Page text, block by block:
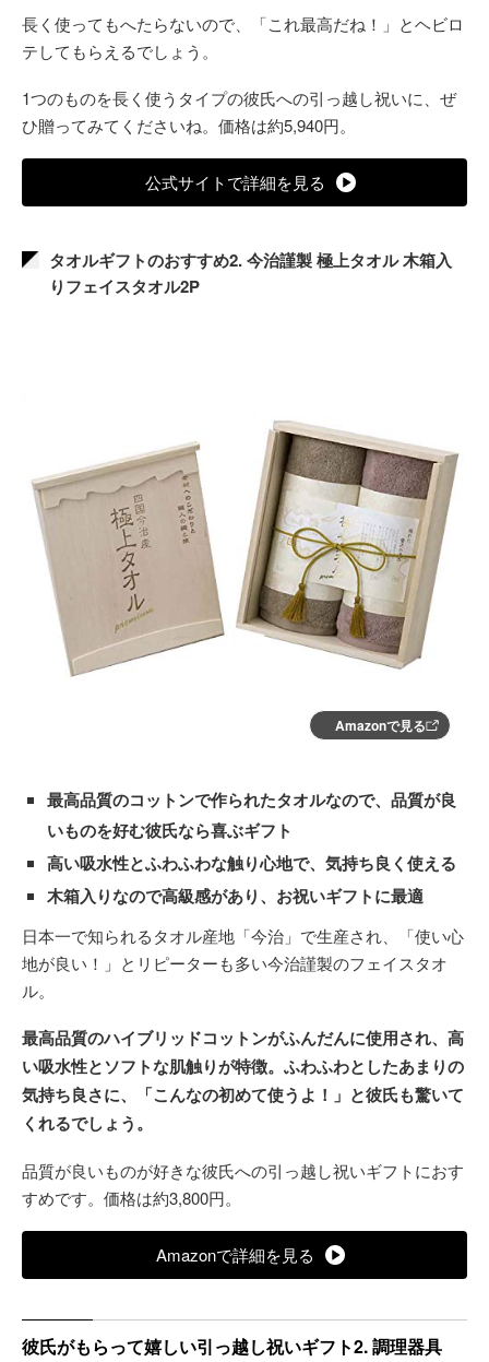
長く使ってもへたらないので、「これ最高だね！」とヘビロ
テしてもらえるでしょう。
1つのものを長く使うタイプの彼氏への引っ越し祝いに、ぜ
ひ贈ってみてくださいね。価格は約5,940円。
公式サイトで詳細を見る
タオルギフトのおすすめ2. 今治謹製 極上タオル 木箱入
りフェイスタオル2P
Amazonで見る
最高品質のコットンで作られたタオルなので、品質が良
いものを好む彼氏なら喜ぶギフト
高い吸水性とふわふわな触り心地で、気持ち良く使える
木箱入りなので高級感があり、お祝いギフトに最適
日本一で知られるタオル産地「今治」で生産され、「使い心
地が良い！」とリピーターも多い今治謹製のフェイスタオ
ル。
最高品質のハイブリッドコットンがふんだんに使用され、高
い吸水性とソフトな肌触りが特徴。ふわふわとしたあまりの
気持ち良さに、「こんなの初めて使うよ！」と彼氏も驚いて
くれるでしょう。
品質が良いものが好きな彼氏への引っ越し祝いギフトにおす
すめです。価格は約3,800円。
Amazonで詳細を見る
彼氏がもらって嬉しい引っ越し祝いギフト2. 調理器具